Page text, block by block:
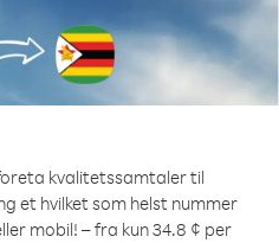
kvalitetssamtaler til
et hvilket som helst nummer
mobil! – fra kun 34.8 ¢ per